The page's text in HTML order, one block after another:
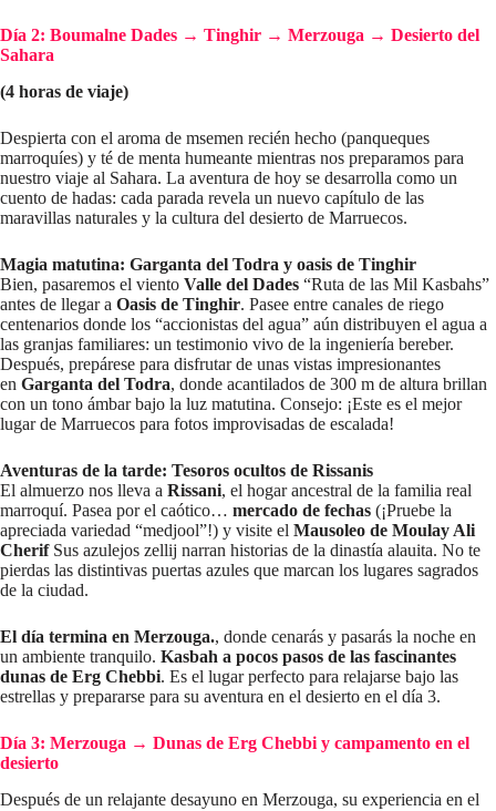
Día 2: Boumalne Dades → Tinghir → Merzouga → Desierto del
Sahara
(4 horas de viaje)
Despierta con el aroma de msemen recién hecho (panqueques
marroquíes) y té de menta humeante mientras nos preparamos para
nuestro viaje al Sahara. La aventura de hoy se desarrolla como un
cuento de hadas: cada parada revela un nuevo capítulo de las
maravillas naturales y la cultura del desierto de Marruecos.
Magia matutina: Garganta del Todra y oasis de Tinghir
Bien, pasaremos el viento Valle del Dades “Ruta de las Mil Kasbahs”
antes de llegar a Oasis de Tinghir. Pasee entre canales de riego
centenarios donde los “accionistas del agua” aún distribuyen el agua a
las granjas familiares: un testimonio vivo de la ingeniería bereber.
Después, prepárese para disfrutar de unas vistas impresionantes
en Garganta del Todra, donde acantilados de 300 m de altura brillan
con un tono ámbar bajo la luz matutina. Consejo: ¡Este es el mejor
lugar de Marruecos para fotos improvisadas de escalada!
Aventuras de la tarde: Tesoros ocultos de Rissanis
El almuerzo nos lleva a Rissani, el hogar ancestral de la familia real
marroquí. Pasea por el caótico… mercado de fechas (¡Pruebe la
apreciada variedad “medjool”!) y visite el Mausoleo de Moulay Ali
CherifSus azulejos zellij narran historias de la dinastía alauita. No te
pierdas las distintivas puertas azules que marcan los lugares sagrados
de la ciudad.
El día termina en Merzouga., donde cenarás y pasarás la noche en
un ambiente tranquilo. Kasbah a pocos pasos de las fascinantes
dunas de Erg Chebbi. Es el lugar perfecto para relajarse bajo las
estrellas y prepararse para su aventura en el desierto en el día 3.
Día 3: Merzouga → Dunas de Erg Chebbi y campamento en el
desierto
Después de un relajante desayuno en Merzouga, su experiencia en el